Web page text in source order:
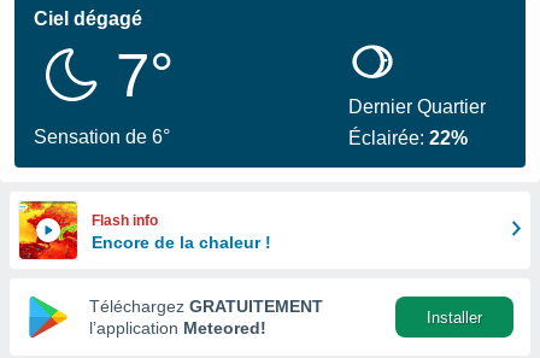
en
Ciel dégagé
7°
Sensation de 6°
Dernier Quartier
Éclairée:22%
Flash info
Encore de la chaleur !
Téléchargez GRATUITEMENT
l’application Meteored!
Installer